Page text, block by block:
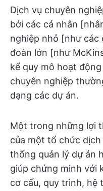
Dịch vụ chuyên
bởi các cá nhân
nghiệp nhỏ [như
đoàn lớn [như
kể quy mô hoạt
chuyên nghiệp
dạng các dự án.
Một trong những lợi
của một tổ chức
thống quản lý dự án
giúp chứng minh với
cơ cấu, quy trình, hệ